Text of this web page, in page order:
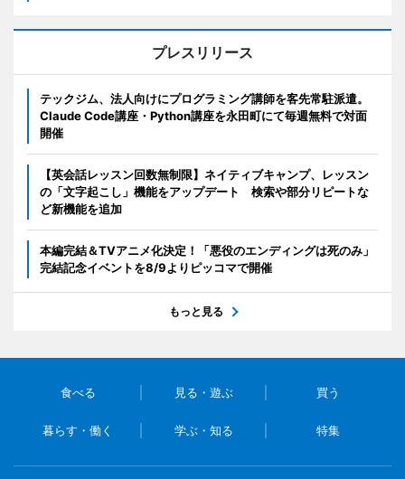
プレスリリース
テックジム、法人向けにプログラミング講師を客先常駐派遣。
Claude Code講座・Python講座を永田町にて毎週無料で対面
開催
【英会話レッスン回数無制限】ネイティブキャンプ、レッスン
の「文字起こし」機能をアップデート 検索や部分リピートな
ど新機能を追加
本編完結＆TVアニメ化決定！「悪役のエンディングは死のみ」
完結記念イベントを8/9よりピッコマで開催
もっと見る
食べる 見る・遊ぶ 買う
暮らす・働く 学ぶ・知る 特集